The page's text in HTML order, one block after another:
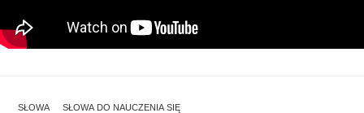
SŁOWA SŁOWA DO NAUCZENIA SIĘ